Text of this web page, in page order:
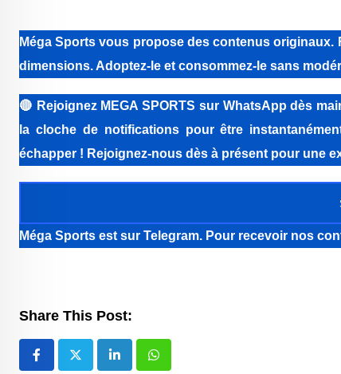
Méga Sports vous propose des contenus
dimensions. Adoptez-le et consommez-le sans
🔴 Rejoignez MEGA SPORTS sur WhatsApp dès
la cloche de notifications pour être
échapper ! Rejoignez-nous dès à présent pour une
Méga Sports est sur Telegram. Pour recevoir nos
Share This Post:
LinkedIn Whatsapp